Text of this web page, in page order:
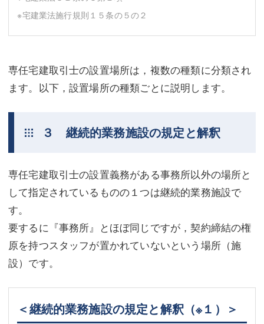
※宅建業法施行規則１５条の５の２
専任宅建取引士の設置場所は，複数の種類に分類され
ます。以下，設置場所の種類ごとに説明します。
３ 継続的業務施設の規定と解釈
専任宅建取引士の設置義務がある事務所以外の場所と
して指定されているものの１つは継続的業務施設で
す。
要するに『事務所』とほぼ同じですが，契約締結の権
原を持つスタッフが置かれていないという場所（施
設）です。
＜継続的業務施設の規定と解釈（※１） ＞